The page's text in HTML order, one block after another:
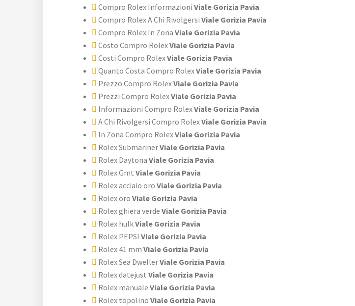
Compro Rolex Informazioni Viale Gorizia Pavia
Compro Rolex A Chi Rivolgersi Viale Gorizia Pavia
Compro Rolex In Zona Viale Gorizia Pavia
Costo Compro RolexViale Gorizia Pavia
Costi Compro RolexViale Gorizia Pavia
Quanto Costa Compro RolexViale Gorizia Pavia
Prezzo Compro RolexViale Gorizia Pavia
Prezzi Compro RolexViale Gorizia Pavia
Informazioni Compro RolexViale Gorizia Pavia
A Chi Rivolgersi Compro RolexViale Gorizia Pavia
In Zona Compro RolexViale Gorizia Pavia
Rolex SubmarinerViale Gorizia Pavia
Rolex Daytona Viale Gorizia Pavia
Rolex Gmt Viale Gorizia Pavia
Rolex acciaio oro Viale Gorizia Pavia
Rolex oro Viale Gorizia Pavia
Rolex ghiera verde Viale Gorizia Pavia
Rolex hulkViale Gorizia Pavia
Rolex PEPSI Viale Gorizia Pavia
Rolex 41 mm Viale Gorizia Pavia
Rolex Sea DwellerViale Gorizia Pavia
Rolex datejust Viale Gorizia Pavia
Rolex manuale Viale Gorizia Pavia
Rolex topolino Viale Gorizia Pavia